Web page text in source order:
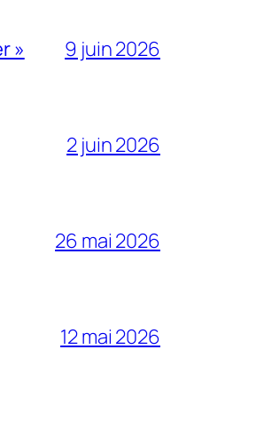
» 9 juin 2026
2 juin 2026
26 mai 2026
12 mai 2026